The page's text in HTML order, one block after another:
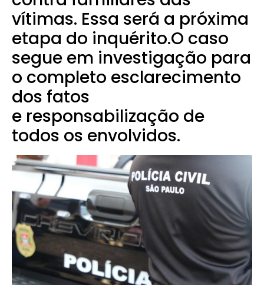
vítimas. Essa será a próxima
etapa do inquérito.O caso
segue em investigação para
o completo esclarecimento
dos fatos
e responsabilização de
todos os envolvidos.